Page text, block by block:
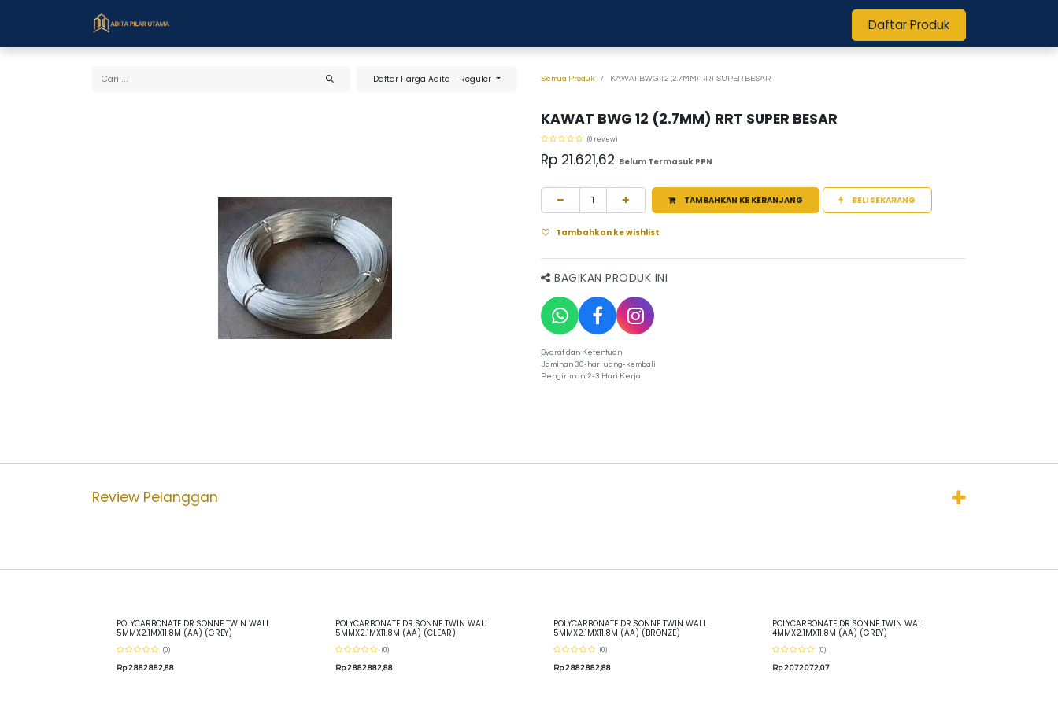
Daftar Produk
Daftar Harga Adita - Reguler Semua Produk KAWAT BWG 12 (2.7MM) RRT SUPER BESAR
KAWAT BWG 12 (2.7MM) RRT SUPER BESAR
(0 review)
Rp 21.621,62 Belum Termasuk PPN
TAMBAHKAN KE KERANJANG BELI SEKARANG
Tambahkan ke wishlist
BAGIKAN PRODUK INI
Syarat dan Ketentuan
Jaminan 30-hari uang-kembali
Pengiriman: 2-3 Hari Kerja
Review Pelanggan
POLYCARBONATE DR.SONNE TWIN WALL
5MMX2.1MX11.8M (AA) (GREY)
(0)
Rp2.882.882,88
POLYCARBONATE DR.SONNE TWIN WALL
5MMX2.1MX11.8M (AA) (CLEAR)
(0)
Rp2.882.882,88
POLYCARBONATE DR.SONNE TWIN WALL
5MMX2.1MX11.8M (AA) (BRONZE)
(0)
Rp2.882.882,88
POLYCARBONATE DR.SONNE TWIN WALL
4MMX2.1MX11.8M (AA) (GREY)
(0)
Rp2.072.072,07